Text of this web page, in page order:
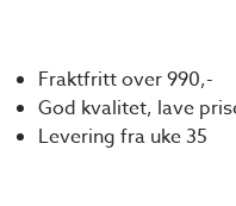
Fraktfritt over 990,-
God kvalitet, lave
Levering fra uke 35